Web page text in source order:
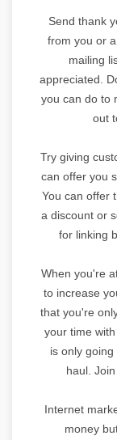
Send thank
from you or
mailing
appreciated.
you can do to
out
Try giving
can offer you
You can offer
a discount or
for linking
When you're
to increase
that you're
your time
is only
haul.
Internet
money